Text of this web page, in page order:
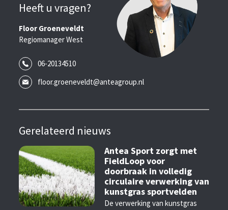
Heeft u vragen?
Floor Groeneveldt
Regiomanager West
06-20134510
floor.groeneveldt@anteagroup.nl
Gerelateerd nieuws
Antea Sport zorgt met
FieldLoop voor
doorbraak in volledig
circulaire verwerking van
kunstgras sportvelden
De verwerking van kunstgras